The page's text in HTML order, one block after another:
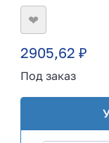
❤
2905,62 ₽
Под заказ